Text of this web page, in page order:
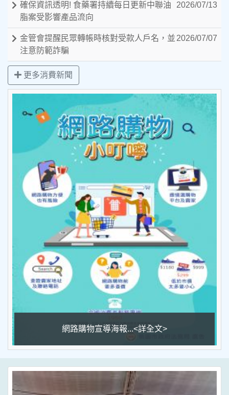
確保資訊透明! 食藥署持續每日更新中聯油
脂案受影響產品流向
2026/07/13
金管會提醒民眾轉帳時核對受款人戶名，並
注意防範詐騙
2026/07/07
更多消費新聞
網路購物宣導海報...<詳全文>